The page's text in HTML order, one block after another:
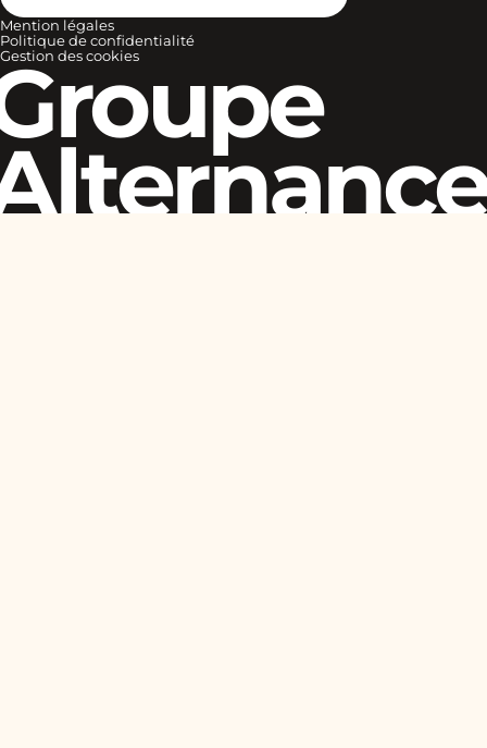
Mention légales
Politique de confidentialité
Gestion des cookies